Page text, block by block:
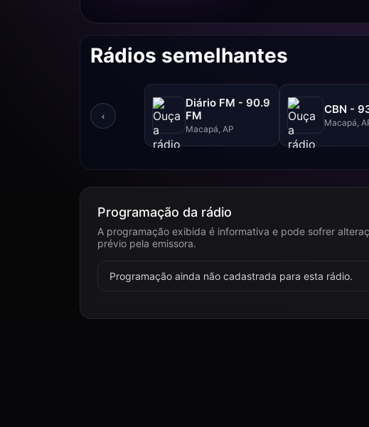
Rádios semelhantes
‹
Diário FM - 90.9
FM
Macapá, AP
CBN -
Macapá,
Programação da rádio
A programação exibida é informativa e pode sofrer
prévio pela emissora.
Programação ainda não cadastrada para esta rádio.